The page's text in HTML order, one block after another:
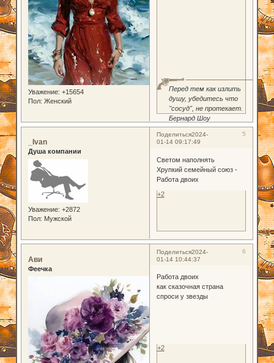
Уважение: +15654
Пол: Женский
Перед тем как излить
душу, убедитесь что
"сосуд", не протекает.
Бернард Шоу
Поделиться 5
2024-
01-14 09:17:49
_Ivan
Душа компании
Уважение: +2872
Пол: Мужской
Светом наполнять
Хрупкий семейный союз -
Работа двоих
+2
Поделиться 6
2024-
01-14 10:44:37
Ави
Феечка
Работа двоих
как сказочная страна
спроси у звезды
+2